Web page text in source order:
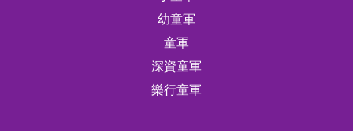
幼童軍
童軍
深資童軍
樂行童軍